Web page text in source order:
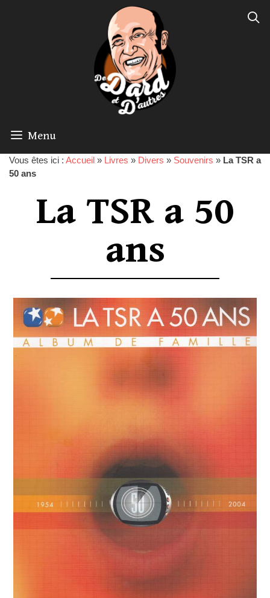
Menu
Vous êtes ici : Accueil » Livres » Divers » Souvenirs » La TSR a
50 ans
La TSR a 50
ans